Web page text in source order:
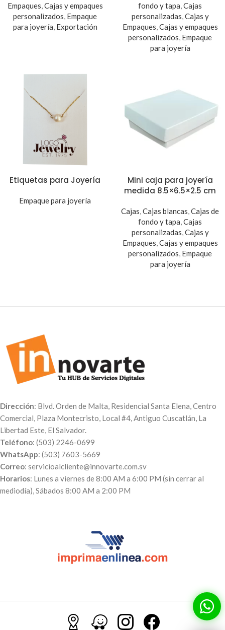
Empaques,Cajas y empaques
personalizados, Empaque
para joyería, Exportación
fondo y tapa,Cajas
personalizadas,Cajas y
Empaques,Cajas y empaques
personalizados, Empaque
para joyería
Etiquetas para Joyería
Empaque para joyería
Mini caja para joyería
medida 8.5×6.5×2.5 cm
Cajas,Cajas blancas,Cajas de
fondo y tapa,Cajas
personalizadas,Cajas y
Empaques,Cajas y empaques
personalizados, Empaque
para joyería
Dirección: Blvd. Orden de Malta, Residencial Santa Elena, Centro
Comercial, Plaza Montecristo, Local #4, Antiguo Cuscatlán, La
Libertad Este, El Salvador.
Teléfono: (503) 2246-0699
WhatsApp: (503) 7603-5669
Correo: servicioalcliente@innovarte.com.sv
Horarios: Lunes a viernes de 8:00 AM a 6:00 PM (sin cerrar al
mediodía), Sábados 8:00 AM a 2:00 PM